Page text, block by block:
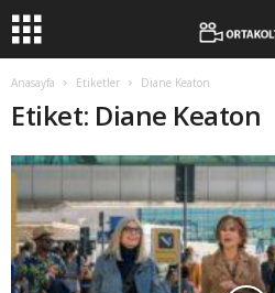
Anasayfa Etiketler Diane Keaton
Etiket: Diane Keaton